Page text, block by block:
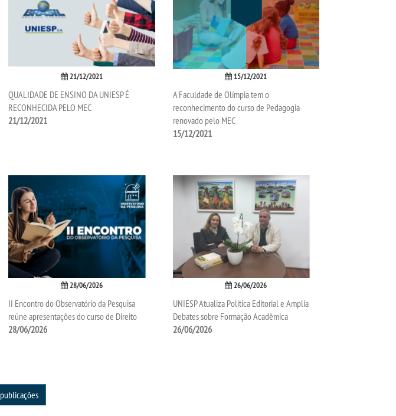
21/12/2021
QUALIDADE DE ENSINO DA UNIESP É
RECONHECIDA PELO MEC
21/12/2021
15/12/2021
A Faculdade de Olímpia tem o
reconhecimento do curso de Pedagogia
renovado pelo MEC
15/12/2021
28/06/2026
II Encontro do Observatório da Pesquisa
reúne apresentações do curso de Direito
28/06/2026
26/06/2026
UNIESP Atualiza Política Editorial e Amplia
Debates sobre Formação Acadêmica
26/06/2026
Ver Todas as publicações